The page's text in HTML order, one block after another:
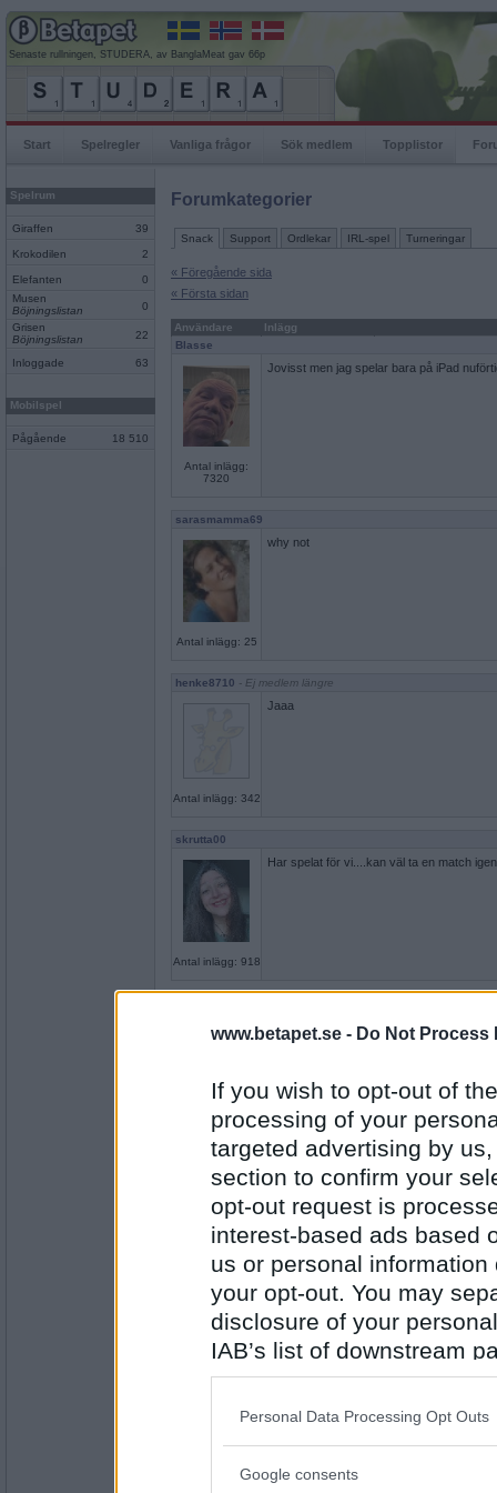
www.betapet.se - Do Not Process
If you wish to opt-out of
processing of your
targeted advertising by
section to confirm your
opt-out request is
interest-based ads based
us or personal
your opt-out. You may
disclosure of your
IAB’s list of downstream
also be disclosed by us
Downstream Participants
Please note that this
Personal Data Processing Opt Outs
Google consents
Senaste rullningen, STUDERA, av BanglaMeat gav 66p
Start Spelregler Vanliga frågor Sök medlem Topplistor
Spelrum
Giraffen 39
Krokodilen 2
Elefanten
0
Musen
Böjningslistan
0
Grisen
Böjningslistan
22
Inloggade 63
Mobilspel
Pågående 18 510
Forumkategorier
Snack Support Ordlekar IRL-spel Turneringar
« Föregående sida
« Första sidan
Användare
Inlägg
Blasse
Antal inlägg:
7320
Jovisst men jag spelar bara på iPad
sarasmamma69
Antal inlägg: 25
why not
henke8710 - Ej medlem längre
Antal inlägg: 342
Jaaa
skrutta00
Antal inlägg: 918
Har spelat för vi....kan väl ta en match
Antal inlägg:
1465
Absolut.
monketface
Antal inlägg:
Ja, det vore kul :)
DonnaVero
Antal inlägg:
Absolut